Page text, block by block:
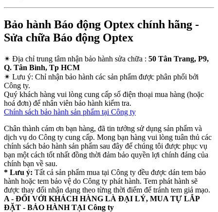
Bảo hành Báo động Optex chính hãng -
Sửa chữa Báo động Optex
✴ Địa chỉ trung tâm nhận bảo hành sửa chữa : 50 Tân Trang, P9,
Q. Tân Bình, Tp HCM
✴ Lưu ý: Chỉ nhận bảo hành các sản phẩm được phân phối bởi
Công ty.
Quý khách hàng vui lòng cung cấp số điện thoại mua hàng (hoặc
hoá đơn) để nhân viên bảo hành kiểm tra.
Chính sách bảo hành sản phẩm tại Công ty
Chân thành cám ơn bạn hàng, đã tin tưởng sử dụng sản phẩm và
dịch vụ do Công ty cung cấp. Mong bạn hàng vui lòng tuân thủ các
chính sách bảo hành sản phẩm sau đây để chúng tôi được phục vụ
bạn một cách tốt nhất đồng thời đảm bảo quyền lợi chính đáng của
chính bạn về sau.
* Lưu ý: Tất cả sản phẩm mua tại Công ty đều được dán tem bảo
hành hoặc tem bảo vệ do Công ty phát hành. Tem phát hành sẽ
được thay đổi nhận dạng theo từng thời điểm để tránh tem giả mạo.
A - ĐỐI VỚI KHÁCH HÀNG LÀ ĐẠI LÝ, MUA TỰ LẮP
ĐẶT - BẢO HÀNH TẠI Công ty